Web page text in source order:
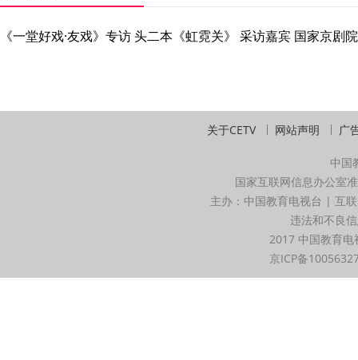
《一堂好戏·友戏》专访 头二本《虹霓关》 采访嘉宾 国家京剧
关于CETV 网站声明 广
中国
国家互联网信息办公室
主办：中国教育电视台 | 互
违法和不良
2017 中国教育
京ICP备